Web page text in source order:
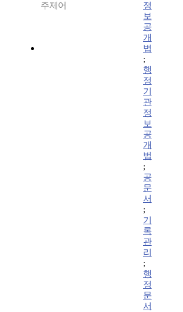
주제어
정
보
공
개
법
;
행
정
기
관
정
보
공
개
법
;
공
문
서
;
기
록
관
리
;
행
정
문
서